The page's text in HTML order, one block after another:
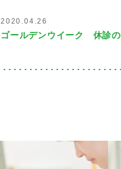
2020.04.26
ゴールデンウイーク 休診